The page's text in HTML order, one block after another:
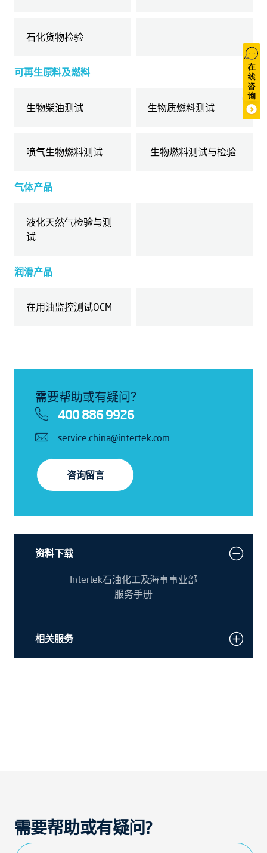
石化货物检验
可再生原料及燃料
生物柴油测试 生物质燃料测试
喷气生物燃料测试 生物燃料测试与检验
气体产品
液化天然气检验与测
试
润滑产品
在用油监控测试OCM
需要帮助或有疑问？
400 886 9926
service.china@intertek.com
咨询留言
资料下载
Intertek石油化工及海事事业部
服务手册
相关服务
需要帮助或有疑问?